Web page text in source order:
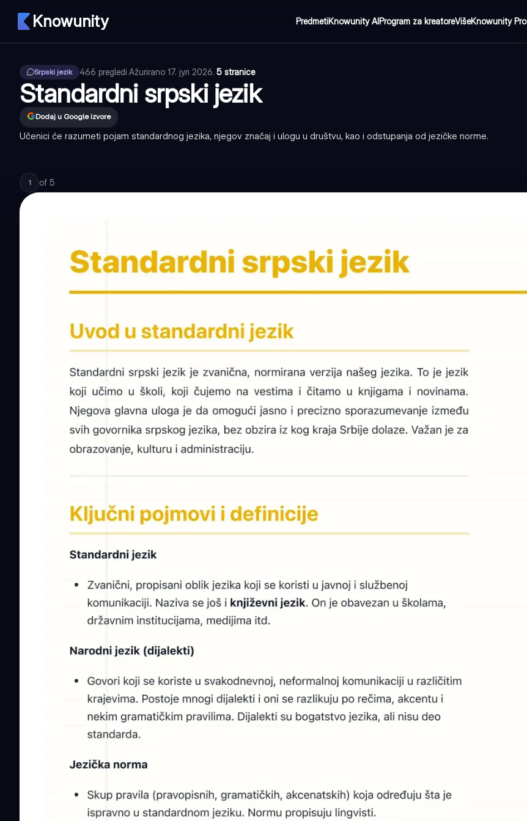
Knowunity PredmetiKnowunity AIProgram za kreatoreVišeKnowunity Pro
Srpski jezik 466 pregledi·Ažurirano 17. јул 2026.·5 stranice
Standardni srpski jezik
Dodaj u Google izvore
Učenici će razumeti pojam standardnog jezika, njegov značaj i ulogu u društvu, kao i odstupanja od jezičke norme.
1 of 5